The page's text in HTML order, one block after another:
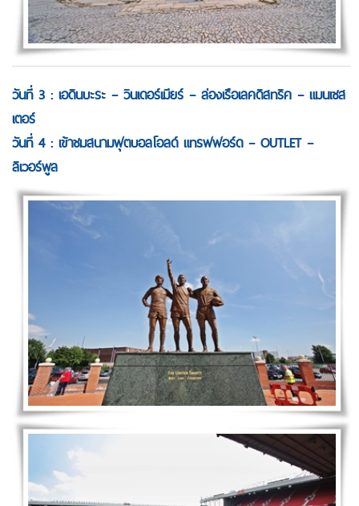
วันที่ 3 : เอดินบะระ – วินเดอร์เมียร์ – ล่องเรือเลคดิสทริค – แมนเชส
เตอร์
วันที่ 4 : เข้าชมสนามฟุตบอลโอลด์ แทรฟฟอร์ด – OUTLET –
ลิเวอร์พูล